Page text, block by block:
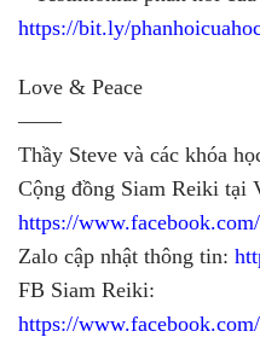
https://bit.ly/
Love & Peace
——
Thầy Steve và các khóa
Cộng đồng Siam Reiki tại
https://
Zalo cập nhật thông tin:
FB Siam Reiki:
https://